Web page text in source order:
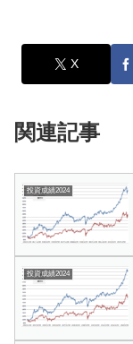
X
関連記事
投資成績2024
投資成績2024